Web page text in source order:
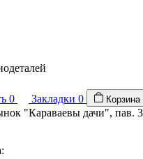
0 Закладки 0 Корзина
"Караваевы дачи", пав.